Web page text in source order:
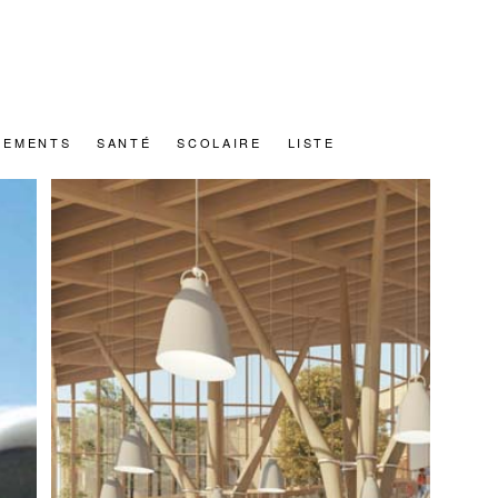
SANTÉ SCOLAIRE LISTE
INVENTONS LA MÉTROPOLE
DU GRAND PARIS